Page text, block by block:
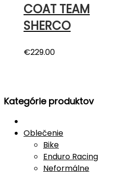
COAT TEAM
SHERCO
€229.00
Kategórie produktov
Oblečenie
Bike
Enduro Racing
Neformálne